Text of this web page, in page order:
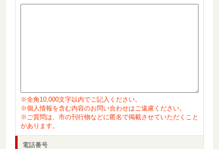
※全角10,000文字以内でご記入ください。
※個人情報を含む内容のお問い合わせはご遠慮ください。
※ご質問は、市の刊行物などに匿名で掲載させていただくこと
があります。
電話番号